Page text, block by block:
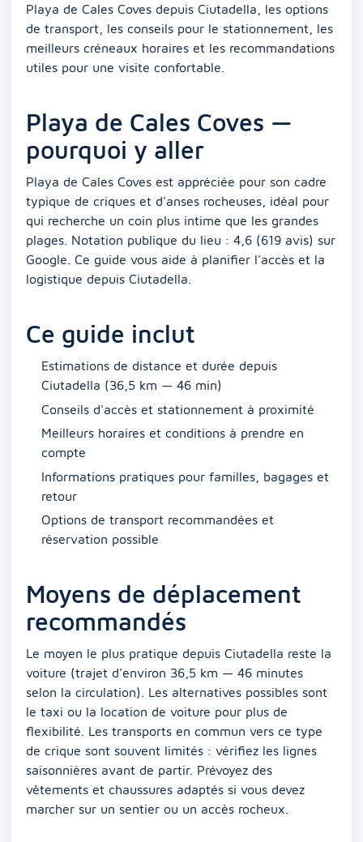
Playa de Cales Coves depuis Ciutadella, les options
de transport, les conseils pour le stationnement, les
meilleurs créneaux horaires et les recommandations
utiles pour une visite confortable.
Playa de Cales Coves —
pourquoi y aller
Playa de Cales Coves est appréciée pour son cadre
typique de criques et d'anses rocheuses, idéal pour
qui recherche un coin plus intime que les grandes
plages. Notation publique du lieu : 4,6 (619 avis) sur
Google. Ce guide vous aide à planifier l'accès et la
logistique depuis Ciutadella.
Ce guide inclut
Estimations de distance et durée depuis
Ciutadella (36,5 km — 46 min)
Conseils d'accès et stationnement à proximité
Meilleurs horaires et conditions à prendre en
compte
Informations pratiques pour familles, bagages et
retour
Options de transport recommandées et
réservation possible
Moyens de déplacement
recommandés
Le moyen le plus pratique depuis Ciutadella reste la
voiture (trajet d'environ 36,5 km — 46 minutes
selon la circulation). Les alternatives possibles sont
le taxi ou la location de voiture pour plus de
flexibilité. Les transports en commun vers ce type
de crique sont souvent limités : vérifiez les lignes
saisonnières avant de partir. Prévoyez des
vêtements et chaussures adaptés si vous devez
marcher sur un sentier ou un accès rocheux.